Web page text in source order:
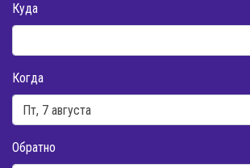
Куда
Когда
Обратно